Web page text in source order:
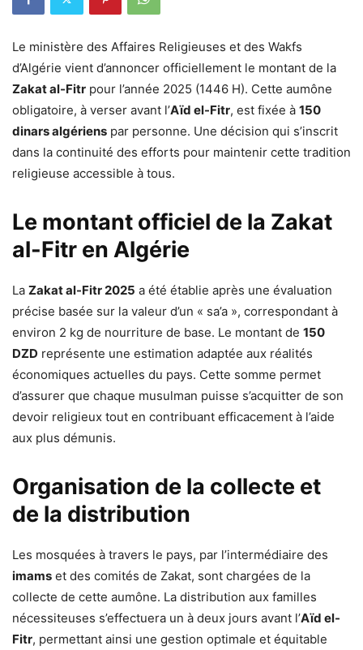
Le ministère des Affaires Religieuses et des Wakfs
d’Algérie vient d’annoncer officiellement le montant de la
Zakat al-Fitr pour l’année 2025 (1446 H). Cette aumône
obligatoire, à verser avant l’Aïd el-Fitr, est fixée à 150
dinars algériens par personne. Une décision qui s’inscrit
dans la continuité des efforts pour maintenir cette tradition
religieuse accessible à tous.
Le montant officiel de la Zakat
al-Fitr en Algérie
La Zakat al-Fitr 2025 a été établie après une évaluation
précise basée sur la valeur d’un « sa’a », correspondant à
environ 2 kg de nourriture de base. Le montant de 150
DZD représente une estimation adaptée aux réalités
économiques actuelles du pays. Cette somme permet
d’assurer que chaque musulman puisse s’acquitter de son
devoir religieux tout en contribuant efficacement à l’aide
aux plus démunis.
Organisation de la collecte et
de la distribution
Les mosquées à travers le pays, par l’intermédiaire des
imams et des comités de Zakat, sont chargées de la
collecte de cette aumône. La distribution aux familles
nécessiteuses s’effectuera un à deux jours avant l’Aïd el-
Fitr, permettant ainsi une gestion optimale et équitable